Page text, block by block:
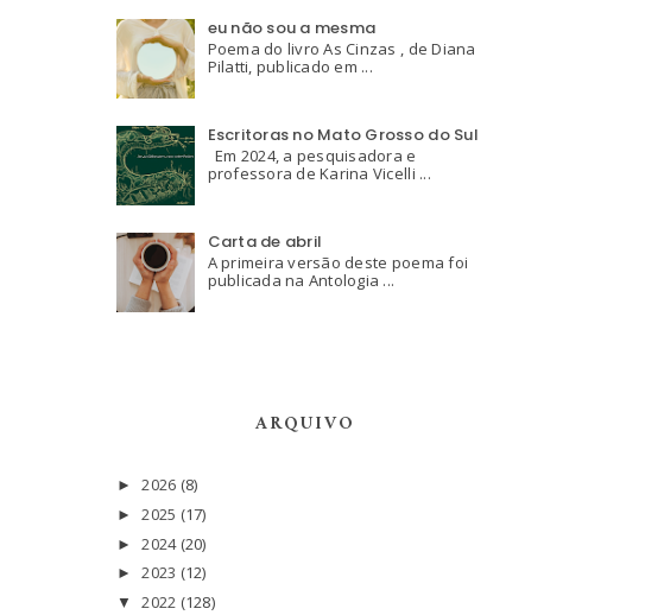
eu não sou a mesma
Poema do livro As Cinzas , de Diana
Pilatti, publicado em ...
Escritoras no Mato Grosso do Sul
Em 2024, a pesquisadora e
professora de Karina Vicelli ...
Carta de abril
A primeira versão deste poema foi
publicada na Antologia ...
ARQUIVO
►2026 (8)
►2025 (17)
►2024 (20)
►2023 (12)
▼2022 (128)